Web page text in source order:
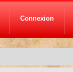
Connexion